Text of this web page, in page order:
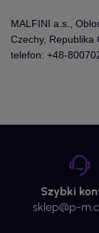
MALFINI a.s.,
Czechy, Republika
telefon: +48-
Szybki
sklep@p-